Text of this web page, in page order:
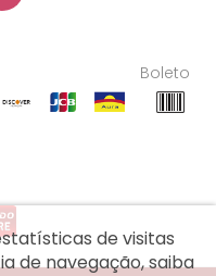
Boleto
de visitas
de navegação, saiba